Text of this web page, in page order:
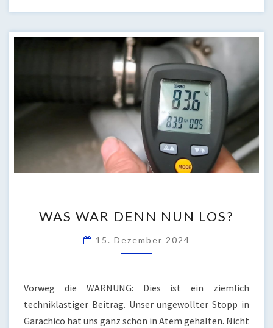
WAR
DENN
NUN
WAS WAR DENN NUN LOS?
15. Dezember 2024
Vorweg die WARNUNG: Dies ist ein ziemlich
techniklastiger Beitrag. Unser ungewollter Stopp in
Garachico hat uns ganz schön in Atem gehalten. Nicht